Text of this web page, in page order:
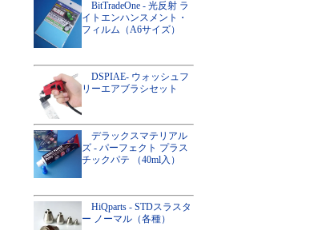
BitTradeOne - 光反射 ラ
イトエンハンスメント・
フィルム（A6サイズ）
DSPIAE- ウォッシュフ
リーエアブラシセット
デラックスマテリアル
ズ - パーフェクト プラス
チックパテ （40ml入）
HiQparts - STDスラスタ
ー ノーマル（各種）